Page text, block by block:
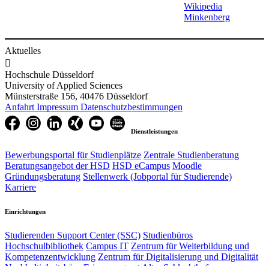
Wikipedia
Minkenberg
Aktuelles

Hochschule Düsseldorf
University of Applied Sciences
Münsterstraße 156, 40476 Düsseldorf
Anfahrt Impressum Datenschutzbestimmungen
Dienstleistungen
Bewerbungsportal für Studienplätze Zentrale Studienberatung
Beratungsangebot der HSD HSD eCampus Moodle
Gründungsberatung Stellenwerk (Jobportal für Studierende)
Karriere
Einrichtungen
Studierenden Support Center (SSC) Studienbüros
Hochschulbibliothek Campus IT Zentrum für Weiterbildung und
Kompetenzentwicklung Zentrum für Digitalisierung und Digitalität